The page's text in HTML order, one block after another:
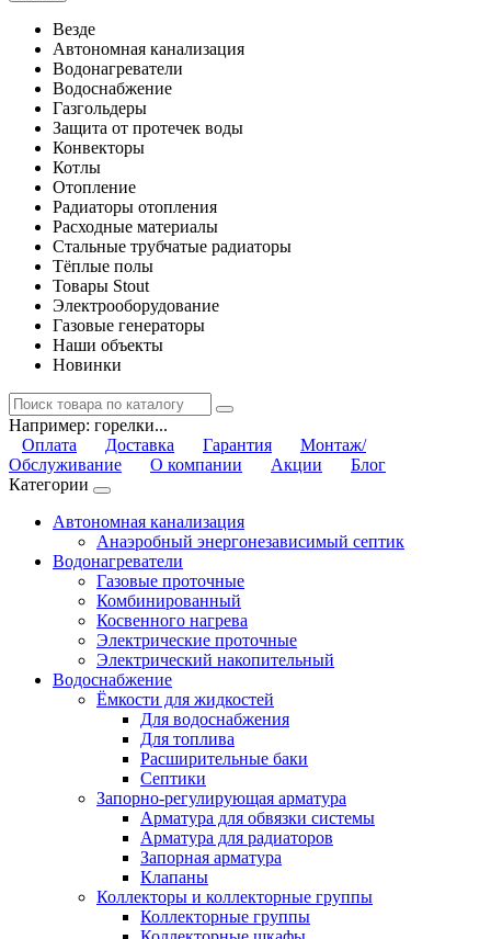
Везде
Автономная канализация
Водонагреватели
Водоснабжение
Газгольдеры
Защита от протечек воды
Конвекторы
Котлы
Отопление
Радиаторы отопления
Расходные материалы
Стальные трубчатые радиаторы
Тёплые полы
Товары Stout
Электрооборудование
Газовые генераторы
Наши объекты
Новинки
Например: горелки...
Оплата
Доставка Гарантия
Монтаж/
Обслуживание
О компании Акции
Блог
Категории
Автономная канализация
Анаэробный энергонезависимый септик
Водонагреватели
Газовые проточные
Комбинированный
Косвенного нагрева
Электрические проточные
Электрический накопительный
Водоснабжение
Ёмкости для жидкостей
Для водоснабжения
Для топлива
Расширительные баки
Септики
Запорно-регулирующая арматура
Арматура для обвязки системы
Арматура для радиаторов
Запорная арматура
Клапаны
Коллекторы и коллекторные группы
Коллекторные группы